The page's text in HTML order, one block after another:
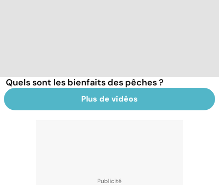
Quels sont les bienfaits des pêches ?
Plus de vidéos